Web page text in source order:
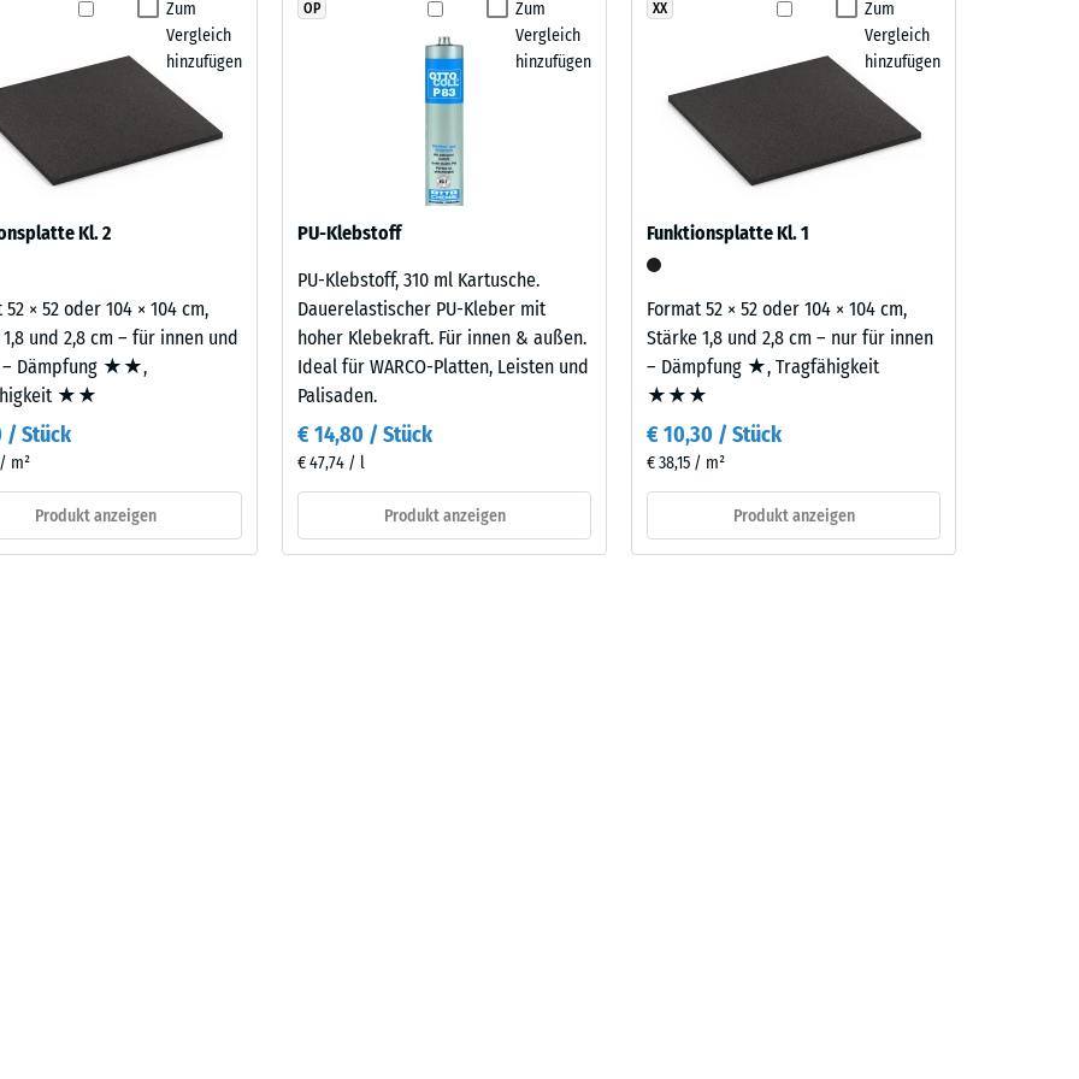
- Beständigkeit gegen abrasiven Verschleiß - Skalenwert 2 = "gut" (BS 7188)
(EN 12616) - Skalenwert 4 = Infiltration ca. 600 mm/h (600 l/h/m²)
(EN 16165) - Skalenwert 4 = mittlerer Akzeptanzwinkel ca. 16°, Gruppe R10
- Skalenwert 2 = Wärmeleitfähigkeit ca. 0,12 W/(m·K)
Produkt
Zum
Vergleich
hinzufügen
Kl. 2
52 × 52 oder 104 × 104 cm,
und 2,8 cm – für innen und
– Dämpfung ★★,
★★
/ Stück
m²
Produkt anzeigen
Zum
Vergleich
hinzufügen
OP
PU-Klebstoff
PU-Klebstoff, 310 ml Kartusche.
Dauerelastischer PU-Kleber mit
hoher Klebekraft. Für innen & außen.
Ideal für WARCO-Platten, Leisten und
Palisaden.
€ 14,80 / Stück
€ 47,74 / l
Produkt anzeigen
Zum
Vergleich
hinzufügen
XX
Funktionsplatte Kl. 1
Format 52 × 52 oder 104 × 104 cm,
Stärke 1,8 und 2,8 cm – nur für innen
– Dämpfung ★, Tragfähigkeit
★★★
€ 10,30 / Stück
€ 38,15 / m²
Produkt anzeigen